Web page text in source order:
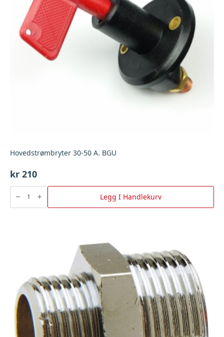
Hovedstrømbryter 30-50 A. BGU
kr 210
Hovedstrømbryter
A.
Legg I Handlekurv